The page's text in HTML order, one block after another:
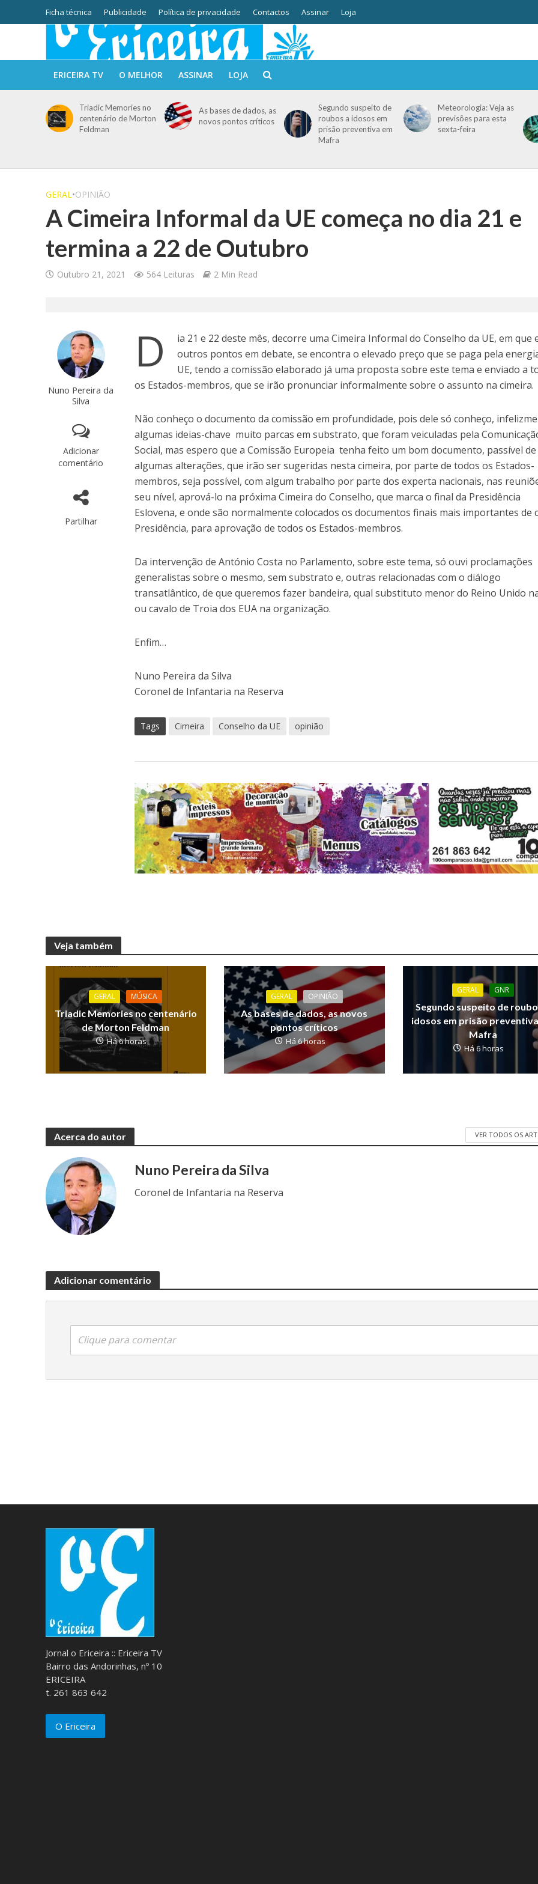
Ficha técnica Publicidade Política de privacidade Contactos Assinar Loja
ERICEIRA TV O MELHOR ASSINAR LOJA
Triadic Memories no
centenário de Morton
Feldman
As bases de dados, as
novos pontos críticos
Segundo suspeito de
roubos a idosos em
prisão preventiva em
Mafra
Meteorologia: Veja as
previsões para esta
sexta-feira
GERAL•OPINIÃO
A Cimeira Informal da UE começa no dia 21 e
termina a 22 de Outubro
Outubro 21, 2021 564 Leituras 2 Min Read
Nuno Pereira da
Silva
Adicionar
comentário
Partilhar
D
ia 21 e 22 deste mês, decorre uma Cimeira Informal do Conselho da UE, em que
outros pontos em debate, se encontra o elevado preço que se paga pela
UE, tendo a comissão elaborado já uma proposta sobre este tema e enviado a
os Estados-membros, que se irão pronunciar informalmente sobre o assunto na cimeira.
Não conheço o documento da comissão em profundidade, pois dele só conheço,
algumas ideias-chave muito parcas em substrato, que foram veiculadas pela
Social, mas espero que a Comissão Europeia tenha feito um bom documento, passível de
algumas alterações, que irão ser sugeridas nesta cimeira, por parte de todos os Estados-
membros, seja possível, com algum trabalho por parte dos experta nacionais, nas
seu nível, aprová-lo na próxima Cimeira do Conselho, que marca o final da Presidência
Eslovena, e onde são normalmente colocados os documentos finais mais importantes de
Presidência, para aprovação de todos os Estados-membros.
Da intervenção de António Costa no Parlamento, sobre este tema, só ouvi proclamações
generalistas sobre o mesmo, sem substrato e, outras relacionadas com o diálogo
transatlântico, de que queremos fazer bandeira, qual substituto menor do Reino Unido
ou cavalo de Troia dos EUA na organização.
Enfim…
Nuno Pereira da Silva
Coronel de Infantaria na Reserva
Tags Cimeira Conselho da UE opinião
Veja também
GERAL MÚSICA
Triadic Memories no centenário
de Morton Feldman
Há 6 horas
GERAL OPINIÃO
As bases de dados, as novos
pontos críticos
Há 6 horas
GERAL GNR
Segundo suspeito de
idosos em prisão
Mafra
Há 6 horas
Acerca do autor VER TODOS OS
Nuno Pereira da Silva
Coronel de Infantaria na Reserva
Adicionar comentário
Clique para comentar
Jornal o Ericeira :: Ericeira TV
Bairro das Andorinhas, nº 10
ERICEIRA
t. 261 863 642
O Ericeira